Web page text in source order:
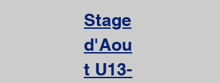
Stage
d'Aou
t U13-